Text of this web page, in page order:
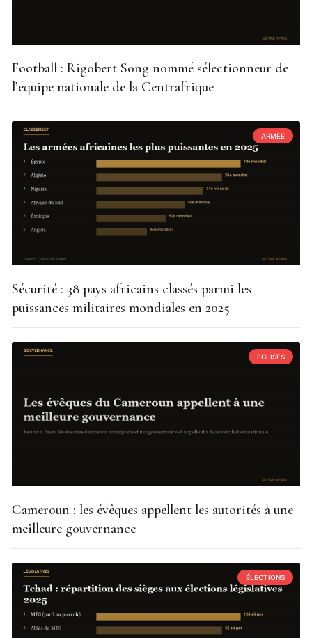
Football : Rigobert Song nommé sélectionneur de
l’équipe nationale de la Centrafrique
ARMÉE
Sécurité : 38 pays africains classés parmi les
puissances militaires mondiales en 2025
EGLISES
Cameroun : les évêques appellent les autorités à une
meilleure gouvernance
ÉLECTIONS